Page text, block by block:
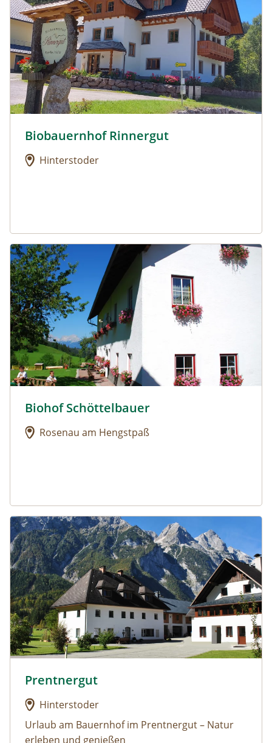
Urlaub am Bauernhof: Biobauernhof Rinnergut
Biobauernhof Rinnergut
Hinterstoder
Urlaub am Bauernhof: Biohof Schöttelbauer
Urlaub am Bauernhof: Biohof Schöttelbauer
Biohof Schöttelbauer
Rosenau am Hengstpaß
Urlaub am Bauernhof: Prentnergut
Urlaub am Bauernhof: Prentnergut
Prentnergut
Hinterstoder
Urlaub am Bauernhof im Prentnergut – Natur
erleben und genießen